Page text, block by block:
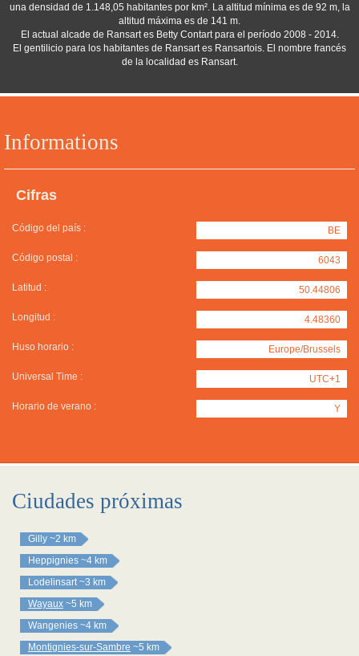
Informations
Cifras
Código del país : BE
Código postal : 6043
Latitud : 50.44806
Longitud : 4.48360
Huso horario : Europe/Brussels
Universal Time : UTC+1
Horario de verano : Y
una densidad de 1.148,05 habitantes por km². La altitud mínima es de 92 m, la
altitud máxima es de 141 m.
El actual alcade de Ransart es Betty Contart para el período 2008 - 2014.
El gentilicio para los habitantes de Ransart es Ransartois. El nombre francés
de la localidad es Ransart.
Ciudades próximas
Gilly ~2 km
Heppignies ~4 km
Lodelinsart ~3 km
Wayaux ~5 km
Wangenies ~4 km
Montignies-sur-Sambre ~5 km